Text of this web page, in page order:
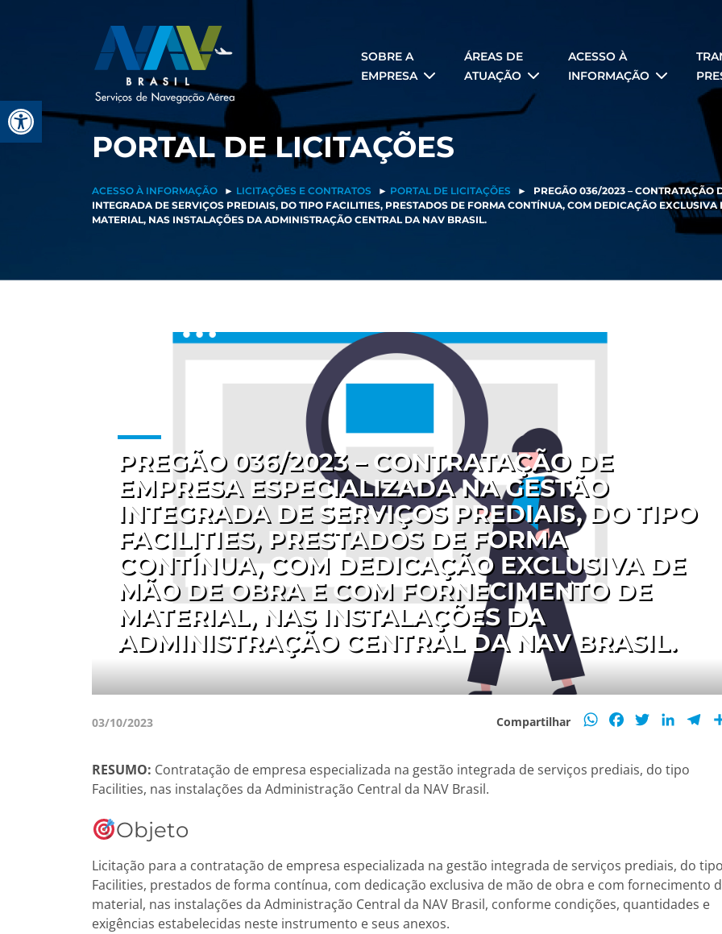
Barra de Ferramentas Aberta
SOBRE A
EMPRESA
ÁREAS DE
ATUAÇÃO
ACESSO À
INFORMAÇÃO
PORTAL DE LICITAÇÕES
ACESSO À INFORMAÇÃO ► LICITAÇÕES E CONTRATOS ► PORTAL DE LICITAÇÕES ►
PREGÃO 036/2023 – CONTRATAÇÃO
INTEGRADA DE SERVIÇOS PREDIAIS, DO TIPO FACILITIES, PRESTADOS DE FORMA CONTÍNUA, COM DEDICAÇÃO
MATERIAL, NAS INSTALAÇÕES DA ADMINISTRAÇÃO CENTRAL DA NAV BRASIL.
PREGÃO 036/2023 – CONTRATAÇÃO DE
EMPRESA ESPECIALIZADA NA GESTÃO
INTEGRADA DE SERVIÇOS PREDIAIS, DO TIPO
FACILITIES, PRESTADOS DE FORMA
CONTÍNUA, COM DEDICAÇÃO EXCLUSIVA DE
MÃO DE OBRA E COM FORNECIMENTO DE
MATERIAL, NAS INSTALAÇÕES DA
ADMINISTRAÇÃO CENTRAL DA NAV BRASIL.
03/10/2023 Compartilhar WhatsApp
FacebookTwitter
RESUMO: Contratação de empresa especializada na gestão integrada de serviços prediais, do tipo
Facilities, nas instalações da Administração Central da NAV Brasil.
Objeto
Licitação para a contratação de empresa especializada na gestão integrada de serviços prediais, do
Facilities, prestados de forma contínua, com dedicação exclusiva de mão de obra e com fornecimento
material, nas instalações da Administração Central da NAV Brasil, conforme condições, quantidades e
exigências estabelecidas neste instrumento e seus anexos.